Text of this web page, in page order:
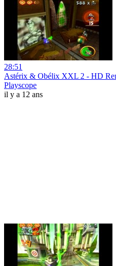
28:51
Astérix & Obélix XXL 2 - HD
Playscope
il y a 12 ans